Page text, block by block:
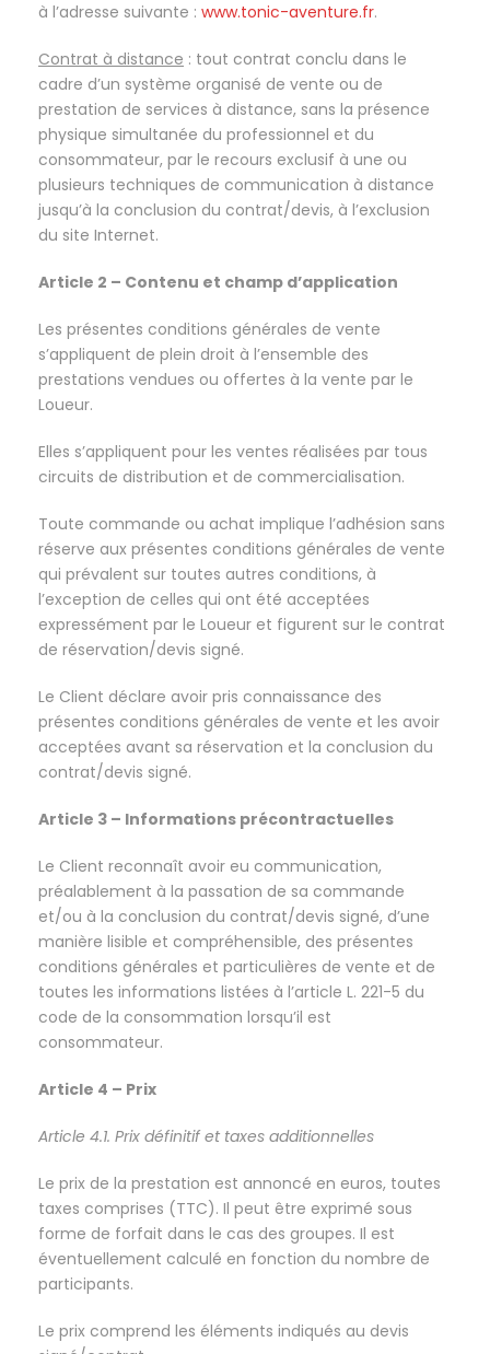
à l’adresse suivante : www.tonic-aventure.fr.
Contrat à distance : tout contrat conclu dans le
cadre d’un système organisé de vente ou de
prestation de services à distance, sans la présence
physique simultanée du professionnel et du
consommateur, par le recours exclusif à une ou
plusieurs techniques de communication à distance
jusqu’à la conclusion du contrat/devis, à l’exclusion
du site Internet.
Article 2 – Contenu et champ d’application
Les présentes conditions générales de vente
s’appliquent de plein droit à l’ensemble des
prestations vendues ou offertes à la vente par le
Loueur.
Elles s’appliquent pour les ventes réalisées par tous
circuits de distribution et de commercialisation.
Toute commande ou achat implique l’adhésion sans
réserve aux présentes conditions générales de vente
qui prévalent sur toutes autres conditions, à
l’exception de celles qui ont été acceptées
expressément par le Loueur et figurent sur le contrat
de réservation/devis signé.
Le Client déclare avoir pris connaissance des
présentes conditions générales de vente et les avoir
acceptées avant sa réservation et la conclusion du
contrat/devis signé.
Article 3 – Informations précontractuelles
Le Client reconnaît avoir eu communication,
préalablement à la passation de sa commande
et/ou à la conclusion du contrat/devis signé, d’une
manière lisible et compréhensible, des présentes
conditions générales et particulières de vente et de
toutes les informations listées à l’article L. 221-5 du
code de la consommation lorsqu’il est
consommateur.
Article 4 – Prix
Article 4.1. Prix définitif et taxes additionnelles
Le prix de la prestation est annoncé en euros, toutes
taxes comprises (TTC). Il peut être exprimé sous
forme de forfait dans le cas des groupes. Il est
éventuellement calculé en fonction du nombre de
participants.
Le prix comprend les éléments indiqués au devis